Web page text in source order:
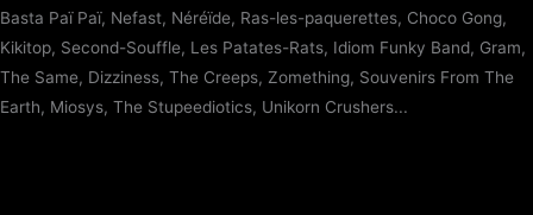
Basta Paï Paï, Nefast, Néréïde, Ras-les-paquerettes, Choco Gong,
Kikitop, Second-Souffle, Les Patates-Rats, Idiom Funky Band, Gram,
The Same, Dizziness, The Creeps, Zomething, Souvenirs From The
Earth, Miosys, The Stupeediotics, Unikorn Crushers...